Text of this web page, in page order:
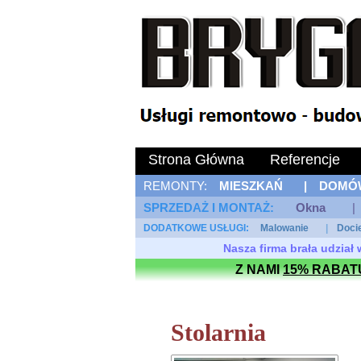
Strona Główna Referencje
REMONTY: MIESZKAŃ |
SPRZEDAŻ I MONTAŻ:
Okna |
DODATKOWE USŁUGI: Malowanie
Nasza firma brała
Z NAMI15%
Stolarnia